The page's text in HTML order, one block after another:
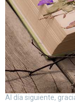
Al día siguiente,